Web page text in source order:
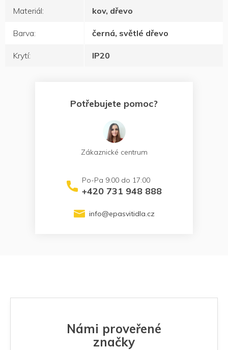
Materiál: kov, dřevo
Barva: černá, světlé dřevo
Krytí: IP20
Potřebujete pomoc?
Zákaznické centrum
+420 731 948 888
info@epasvitidla.cz
Námi proveřené
značky